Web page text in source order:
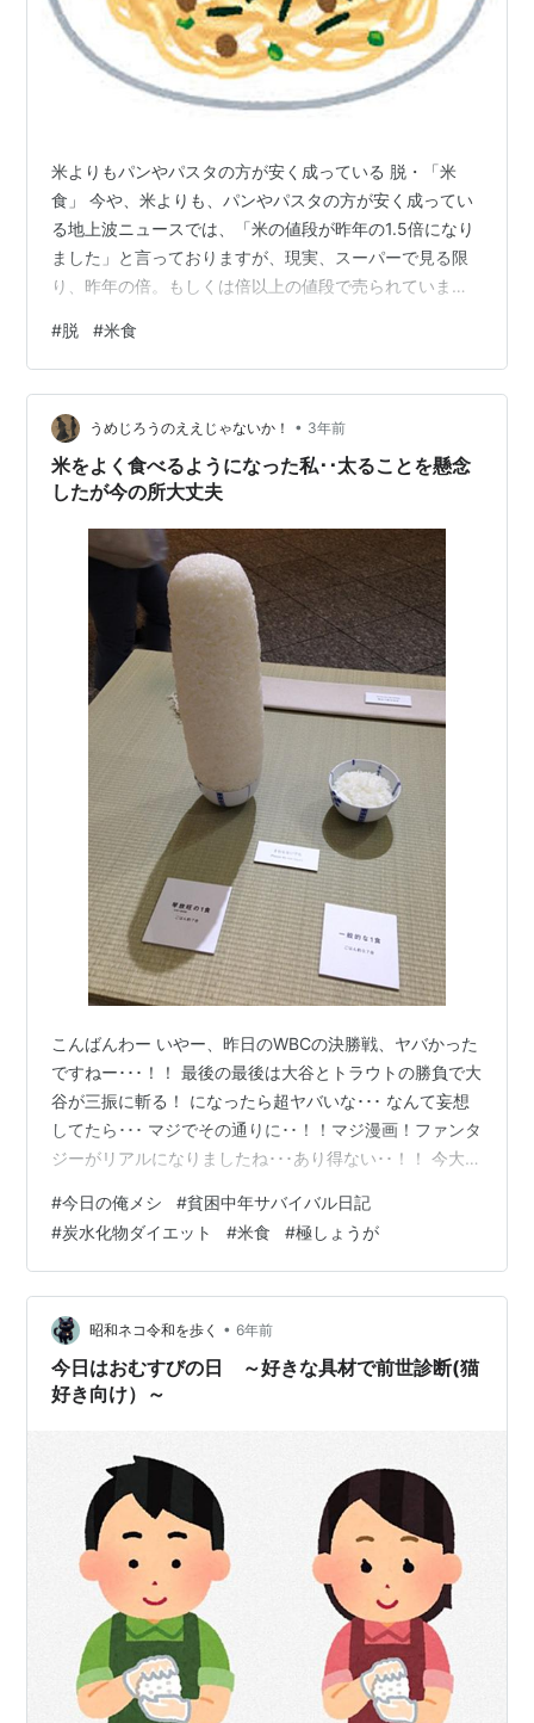
米よりもパンやパスタの方が安く成っている 脱・「米
食」 今や、米よりも、パンやパスタの方が安く成ってい
る地上波ニュースでは、「米の値段が昨年の1.5倍になり
ました」と言っておりますが、現実、スーパーで見る限
り、昨年の倍。もしくは倍以上の値段で売られていま
者が農協を通さず、直接、米農家から農協よりも、高い
値段で買い付けて販売しているから」とし、「米の供給
量は充分ながら、この、米高騰は来年（令和７年 2025
年）一杯続くと見られています」とサラッと言われまし
た。（庶民の暮らしを守る「農協」を解体しようと考え
ている小泉進次郎氏は、「郵政」を民営化し…
#脱 #米食
うめじろうのええじゃないか！ • 3年前
米をよく食べるようになった私･･太ることを懸念
したが今の所大丈夫
こんばんわー いやー、昨日のWBCの決勝戦、ヤバかった
ですねー･･･！！ 最後の最後は大谷とトラウトの勝負で大
谷が三振に斬る！ になったら超ヤバいな･･･ なんて妄想
してたら･･･ マジでその通りに･･！！マジ漫画！ファンタ
ジーがリアルになりましたね･･･あり得ない･･！！ 今大会
過ぎるっ･･！笑 願わくば･･ライブで観たかったうめじろ
うです･･･^^; さて、 写真はお相撲さんの「一食」のごは
んの展示ですが^^; 最近、すっごくごはん（米）を食べる
ようになったうめじろうです^^; ってか、必然的に米食べ
てるしかない･･といった感じです･･…
#今日の俺メシ #貧困中年サバイバル日記
#炭水化物ダイエット #米食 #極しょうが
昭和ネコ令和を歩く • 6年前
今日はおむすびの日 ～好きな具材で前世診断(猫
好き向け）～